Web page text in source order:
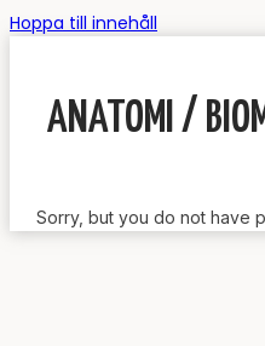
Hoppa till innehåll
ANATOMI /
Sorry, but you do not have